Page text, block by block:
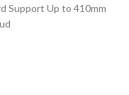
Support Up to 410mm